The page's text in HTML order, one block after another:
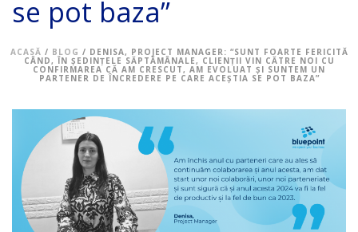
se pot baza”
ACASĂ / BLOG / DENISA, PROJECT MANAGER: “SUNT FOARTE FERICITĂ
CÂND, ÎN ȘEDINȚELE SĂPTĂMÂNALE, CLIENȚII VIN CĂTRE NOI CU
CONFIRMAREA CĂ AM CRESCUT, AM EVOLUAT ȘI SUNTEM UN
PARTENER DE ÎNCREDERE PE CARE ACEȘTIA SE POT BAZA”